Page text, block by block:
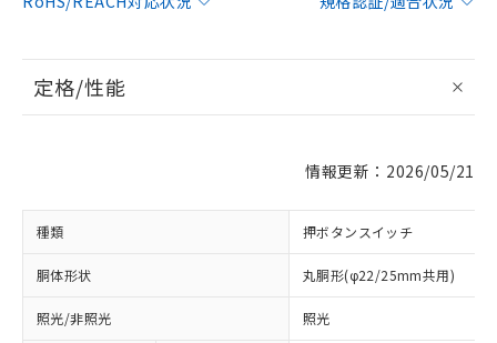
定格/性能
情報更新：2026/05/21
種類 押ボタンスイッチ
胴体形状 丸胴形(φ22/25mm共用)
照光/非照光 照光